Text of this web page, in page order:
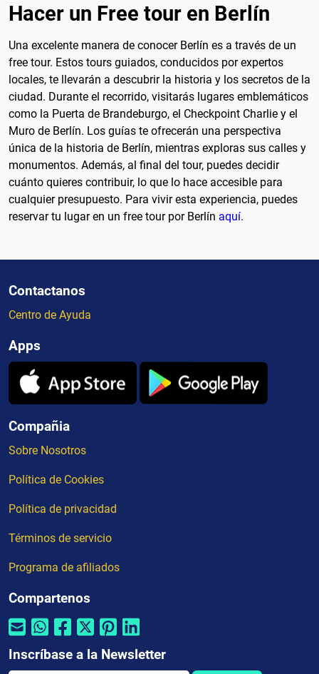
Hacer un Free tour en Berlín
Una excelente manera de conocer Berlín es a través de un
free tour. Estos tours guiados, conducidos por expertos
locales, te llevarán a descubrir la historia y los secretos de la
ciudad. Durante el recorrido, visitarás lugares emblemáticos
como la Puerta de Brandeburgo, el Checkpoint Charlie y el
Muro de Berlín. Los guías te ofrecerán una perspectiva
única de la historia de Berlín, mientras exploras sus calles y
monumentos. Además, al final del tour, puedes decidir
cuánto quieres contribuir, lo que lo hace accesible para
cualquier presupuesto. Para vivir esta experiencia, puedes
reservar tu lugar en un free tour por Berlín aquí.
Contactanos
Centro de Ayuda
Apps
Compañia
Sobre Nosotros
Política de Cookies
Política de privacidad
Términos de servicio
Programa de afiliados
Compartenos
Inscríbase a la Newsletter